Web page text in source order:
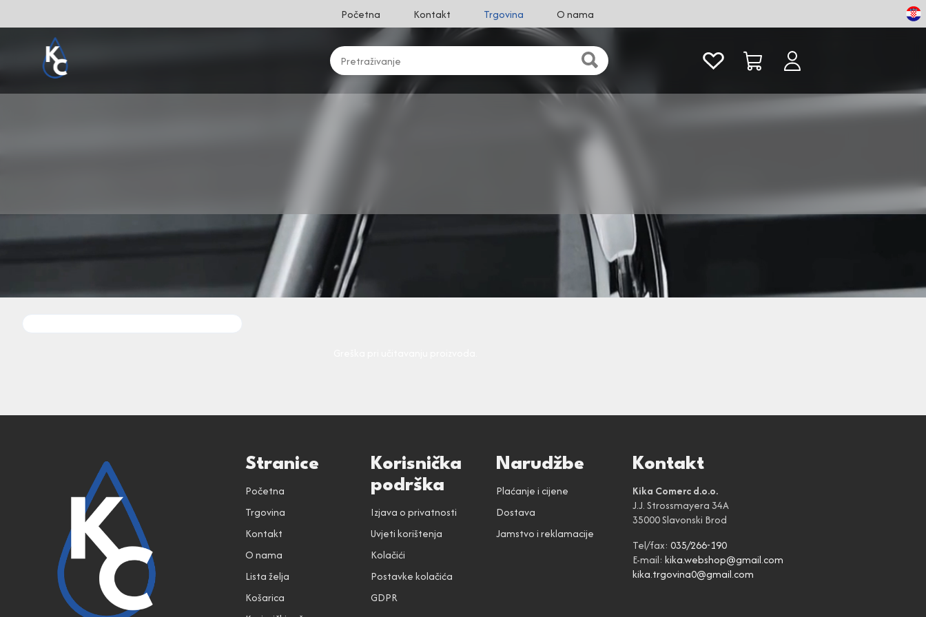
Početna Kontakt Trgovina O nama
Stranice
Početna
Trgovina
Kontakt
O nama
Lista želja
Košarica
Korisnička
podrška
Izjava o privatnosti
Uvjeti korištenja
Kolačići
Postavke kolačića
GDPR
Narudžbe
Plaćanje i cijene
Dostava
Jamstvo i reklamacije
Kontakt
Kika Comerc d.o.o.
J.J. Strossmayera 34A
35000 Slavonski Brod
Tel/fax: 035/266-190
E-mail: kika.webshop@gmail.com
kika.trgovina0@gmail.com